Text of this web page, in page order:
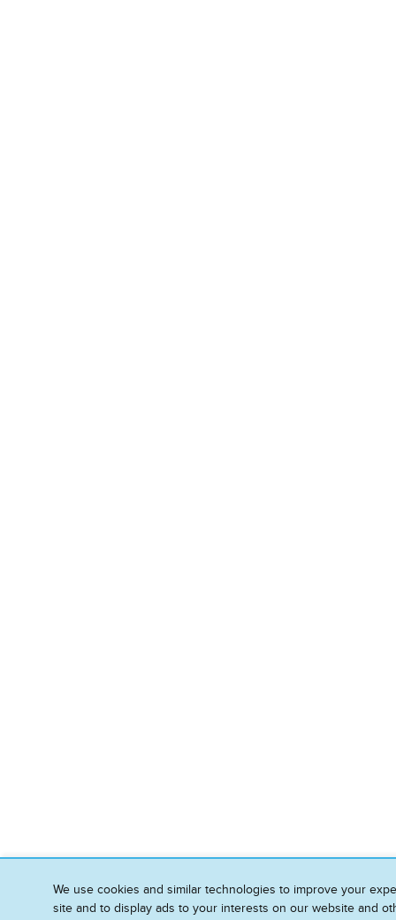
We use cookies and similar technologies to improve your
site and to display ads to your interests on our website and